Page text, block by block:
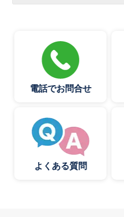
電話でお問合せ
よくある質問